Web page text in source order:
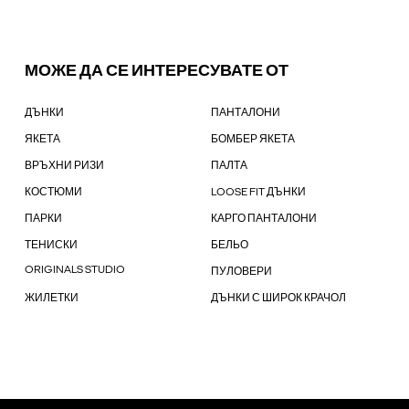
МОЖЕ ДА СЕ ИНТЕРЕСУВАТЕ ОТ
ДЪНКИ ПАНТАЛОНИ
ЯКЕТА БОМБЕР ЯКЕТА
ВРЪХНИ РИЗИ ПАЛТА
КОСТЮМИ LOOSE FIT ДЪНКИ
ПАРКИ КАРГО ПАНТАЛОНИ
ТЕНИСКИ БЕЛЬО
ORIGINALS STUDIO ПУЛОВЕРИ
ЖИЛЕТКИ ДЪНКИ С ШИРОК КРАЧОЛ